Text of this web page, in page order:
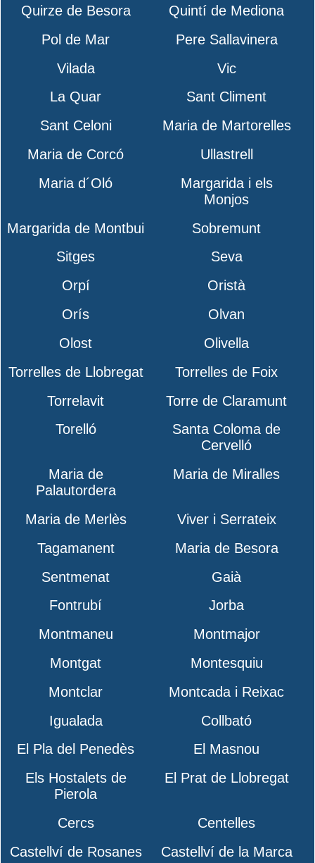
Quirze de Besora
Quintí de Mediona
Pol de Mar
Pere Sallavinera
Vilada
Vic
La Quar
Sant Climent
Sant Celoni
Maria de Martorelles
Maria de Corcó
Ullastrell
Maria d´Oló
Margarida i els
Monjos
Margarida de Montbui
Sobremunt
Sitges
Seva
Orpí
Oristà
Orís
Olvan
Olost
Olivella
Torrelles de Llobregat
Torrelles de Foix
Torrelavit
Torre de Claramunt
Torelló
Santa Coloma de
Cervelló
Maria de
Palautordera
Maria de Miralles
Maria de Merlès
Viver i Serrateix
Tagamanent
Maria de Besora
Sentmenat
Gaià
Fontrubí
Jorba
Montmaneu
Montmajor
Montgat
Montesquiu
Montclar
Montcada i Reixac
Igualada
Collbató
El Pla del Penedès
El Masnou
Els Hostalets de
Pierola
El Prat de Llobregat
Cercs
Centelles
Castellví de Rosanes
Castellví de la Marca